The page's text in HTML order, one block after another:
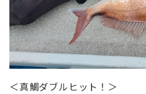
＜真鯛ダブルヒット！＞